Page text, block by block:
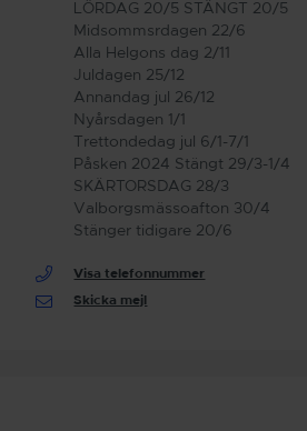
LÖRDAG 20/5 STÄNGT 20/5
Midsommsrdagen 22/6
Alla Helgons dag 2/11
Juldagen 25/12
Annandag jul 26/12
Nyårsdagen 1/1
Trettondedag jul 6/1-7/1
Påsken 2024 Stängt 29/3-1/4
SKÄRTORSDAG 28/3
Valborgsmässoafton 30/4
Stänger tidigare 20/6
Visa telefonnummer
Skicka mejl